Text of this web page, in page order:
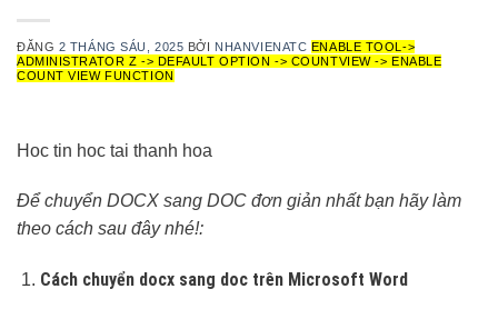
ĐĂNG 2 THÁNG SÁU, 2025 BỞI NHANVIENATC ENABLE TOOL->
ADMINISTRATOR Z -> DEFAULT OPTION -> COUNTVIEW -> ENABLE
COUNT VIEW FUNCTION
Hoc tin hoc tai thanh hoa
Để chuyển DOCX sang DOC đơn giản nhất bạn hãy làm
theo cách sau đây nhé!:
Cách chuyển docx sang doc trên Microsoft Word